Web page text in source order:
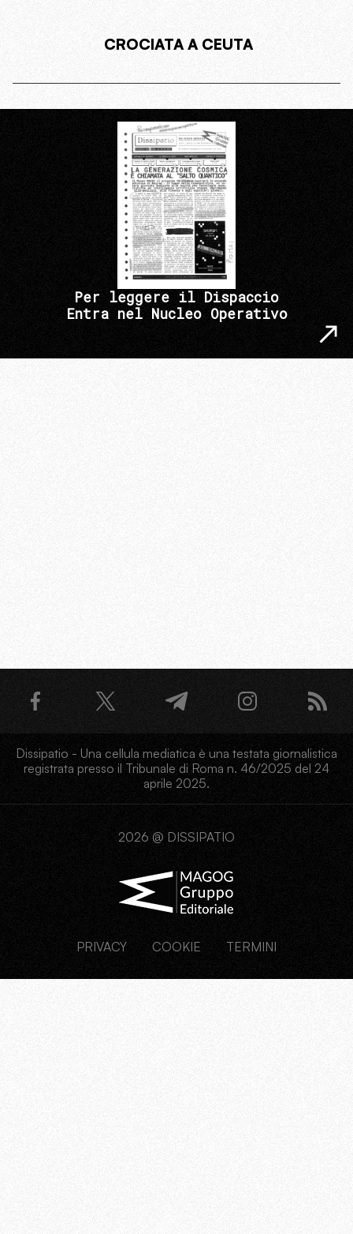
CROCIATA A CEUTA
Per leggere il Dispaccio
Entra nel Nucleo Operativo
Dissipatio - Una cellula mediatica è una testata giornalistica
registrata presso il Tribunale di Roma n. 46/2025 del 24
aprile 2025.
2026 @ DISSIPATIO
PRIVACY COOKIE TERMINI